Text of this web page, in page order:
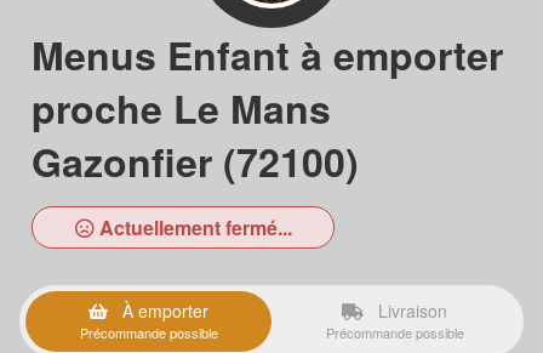
Menus Enfant à emporter
proche Le Mans
Gazonfier (72100)
Actuellement fermé...
À emporter
Précommande possible
Livraison
Précommande possible